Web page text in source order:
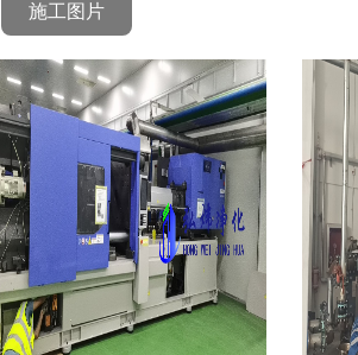
施工图片